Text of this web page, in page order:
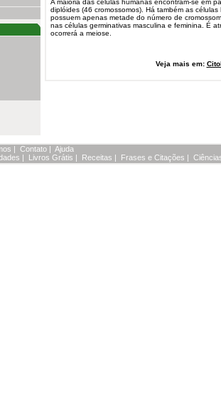
A maioria das células humanas encontram-se em
diplóides (46 cromossomos). Há também as
possuem apenas metade do número de
nas células germinativas masculina e feminina. É
ocorrerá a meiose.
Veja mais em:
| Contato | Ajuda
| Livros Grátis | Receitas | Frases e Citações |